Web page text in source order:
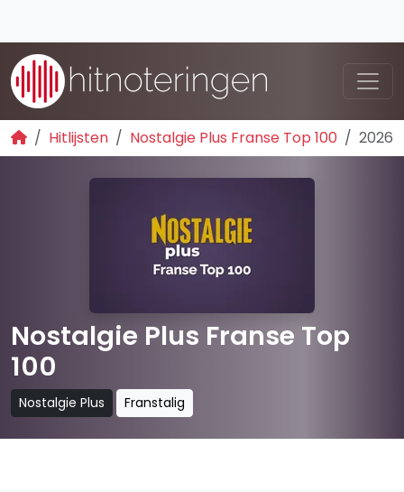
Hitlijsten Nostalgie Plus Franse Top 100 2026
Nostalgie Plus Franse Top
100
Nostalgie Plus Franstalig